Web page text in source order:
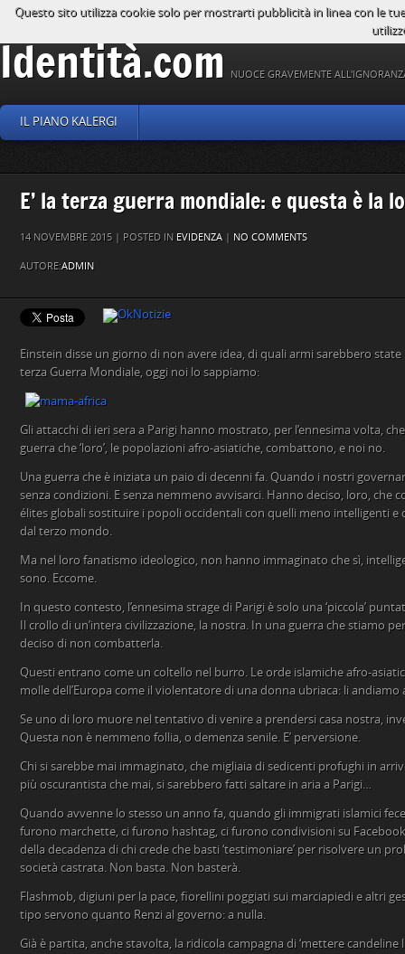
Identità.com NUOCE GRAVEMENTE
IL PIANO KALERGI
E’ la terza guerra mondiale: e questa è la
14 NOVEMBRE 2015 | POSTED IN EVIDENZA | NO COMMENTS
AUTORE:ADMIN
Einstein disse un giorno di non avere idea, di quali armi sarebbero
terza Guerra Mondiale, oggi noi lo sappiamo:
Gli attacchi di ieri sera a Parigi hanno mostrato, per l’ennesima volta,
guerra che ‘loro’, le popolazioni afro-asiatiche, combattono, e noi no.
Una guerra che è iniziata un paio di decenni fa. Quando i nostri
senza condizioni. E senza nemmeno avvisarci. Hanno deciso, loro, che
élites globali sostituire i popoli occidentali con quelli meno intelligenti
dal terzo mondo.
Ma nel loro fanatismo ideologico, non hanno immaginato che sì,
sono. Eccome.
In questo contesto, l’ennesima strage di Parigi è solo una ‘piccola’
Il crollo di un’intera civilizzazione, la nostra. In una guerra che stiamo
deciso di non combatterla.
Questi entrano come un coltello nel burro. Le orde islamiche afro-
molle dell’Europa come il violentatore di una donna ubriaca: li andiamo
Se uno di loro muore nel tentativo di venire a prendersi casa nostra,
Questa non è nemmeno follia, o demenza senile. E’ perversione.
Chi si sarebbe mai immaginato, che migliaia di sedicenti profughi in
più oscurantista che mai, si sarebbero fatti saltare in aria a Parigi…
Quando avvenne lo stesso un anno fa, quando gli immigrati islamici
furono marchette, ci furono hashtag, ci furono condivisioni su
della decadenza di chi crede che basti ‘testimoniare’ per risolvere un
società castrata. Non basta. Non basterà.
Flashmob, digiuni per la pace, fiorellini poggiati sui marciapiedi e altri
tipo servono quanto Renzi al governo: a nulla.
Già è partita, anche stavolta, la ridicola campagna di ‘mettere candeline
Questo sito utilizza cookie solo per mostrarti pubblicità in linea con le